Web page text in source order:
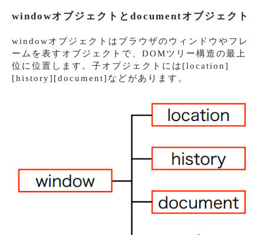
windowオブジェクトとdocumentオブジェクト
windowオブジェクトはブラウザのウィンドウやフレ
ームを表すオブジェクトで、DOMツリー構造の最上
位に位置します。子オブジェクトには[location]
[history][document]などがあります。